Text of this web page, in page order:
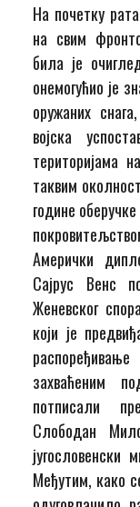
На почетку
на свим
била је
онемогућио је
оружаних
војска
територијама
таквим
године
Амерички
Сајрус Венс
Женевског
који је
захваћеним
потписали
Слободан
југословенски
Међутим, како